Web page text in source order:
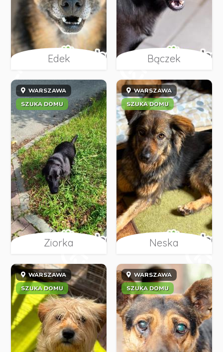
Edek Bączek
WARSZAWA
SZUKA DOMU
Ziorka
WARSZAWA
SZUKA DOMU
Neska
WARSZAWA
SZUKA DOMU
WARSZAWA
SZUKA DOMU